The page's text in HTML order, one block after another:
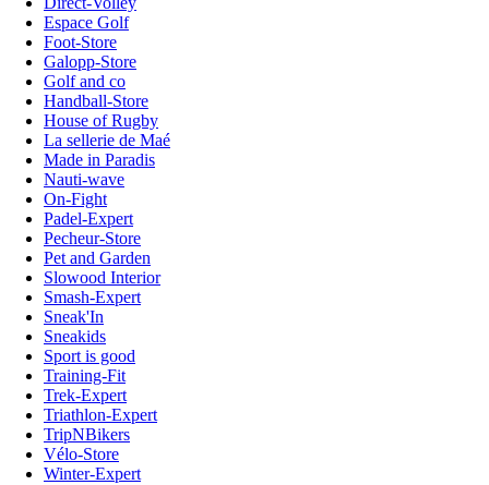
Espace Golf
Foot-Store
Galopp-Store
Golf and co
Handball-Store
House of Rugby
La sellerie de Maé
Made in Paradis
Nauti-wave
On-Fight
Padel-Expert
Pecheur-Store
Pet and Garden
Slowood Interior
Smash-Expert
Sneak'In
Sneakids
Sport is good
Training-Fit
Trek-Expert
Triathlon-Expert
TripNBikers
Vélo-Store
Winter-Expert